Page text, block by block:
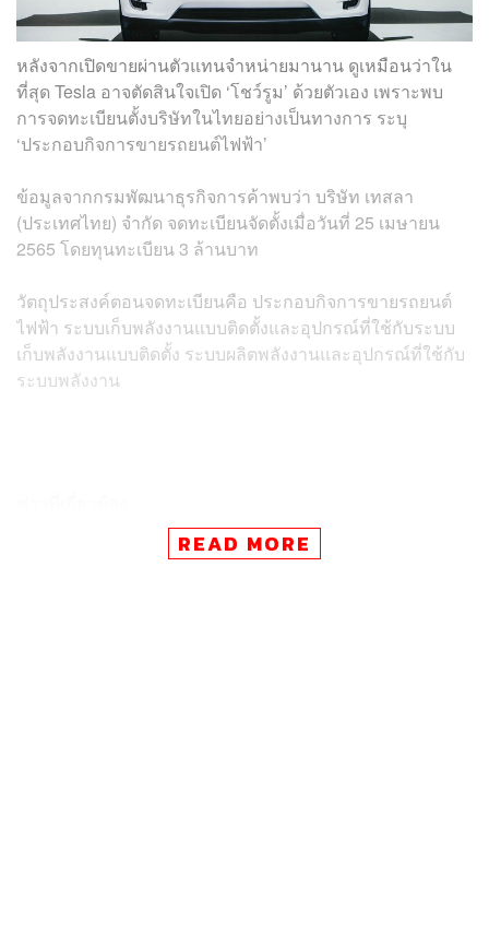
หลังจากเปิดขายผ่านตัวแทนจำหน่ายมานาน ดูเหมือนว่าใน
ที่สุด Tesla อาจตัดสินใจเปิด ‘โชว์รูม’ ด้วยตัวเอง เพราะพบ
การจดทะเบียนตั้งบริษัทในไทยอย่างเป็นทางการ ระบุ
‘ประกอบกิจการขายรถยนต์ไฟฟ้า’
ข้อมูลจากกรมพัฒนาธุรกิจการค้าพบว่า บริษัท เทสลา
(ประเทศไทย) จำกัด จดทะเบียนจัดตั้งเมื่อวันที่ 25 เมษายน
2565 โดยทุนทะเบียน 3 ล้านบาท
วัตถุประสงค์ตอนจดทะเบียนคือ ประกอบกิจการขายรถยนต์
ไฟฟ้า ระบบเก็บพลังงานแบบติดตั้งและอุปกรณ์ที่ใช้กับระบบ
เก็บพลังงานแบบติดตั้ง ระบบผลิตพลังงานและอุปกรณ์ที่ใช้กับ
ระบบพลังงาน
วิเคราะห์ Tesla ลงทุนในไทย มีโอกาสเกิดขึ้นแค่ไหน
เป็นธรรมเนียมไปแล้ว? ‘อีลอน มัสก์’ โชว์ลีลา ‘การเต้น’
READ MORE